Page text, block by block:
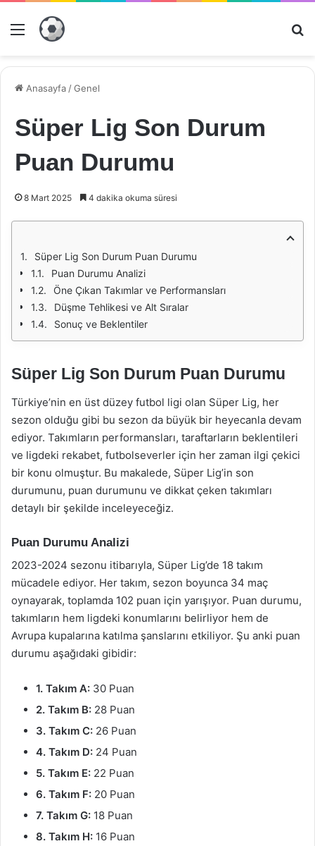
Menü
Anasayfa /Genel
Süper Lig Son Durum
Puan Durumu
8 Mart 2025 4 dakika okuma süresi
Süper Lig Son Durum Puan Durumu
Puan Durumu Analizi
Öne Çıkan Takımlar ve Performansları
Düşme Tehlikesi ve Alt Sıralar
Sonuç ve Beklentiler
Süper Lig Son Durum Puan Durumu
Türkiye’nin en üst düzey futbol ligi olan Süper Lig, her
sezon olduğu gibi bu sezon da büyük bir heyecanla devam
ediyor. Takımların performansları, taraftarların beklentileri
ve ligdeki rekabet, futbolseverler için her zaman ilgi çekici
bir konu olmuştur. Bu makalede, Süper Lig’in son
durumunu, puan durumunu ve dikkat çeken takımları
detaylı bir şekilde inceleyeceğiz.
Puan Durumu Analizi
2023-2024 sezonu itibarıyla, Süper Lig’de 18 takım
mücadele ediyor. Her takım, sezon boyunca 34 maç
oynayarak, toplamda 102 puan için yarışıyor. Puan durumu,
takımların hem ligdeki konumlarını belirliyor hem de
Avrupa kupalarına katılma şanslarını etkiliyor. Şu anki puan
durumu aşağıdaki gibidir:
1. Takım A: 30 Puan
2. Takım B: 28 Puan
3. Takım C: 26 Puan
4. Takım D: 24 Puan
5. Takım E: 22 Puan
6. Takım F: 20 Puan
7. Takım G: 18 Puan
8. Takım H: 16 Puan